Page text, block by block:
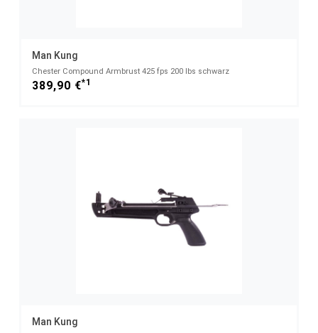
Man Kung
Chester Compound Armbrust 425 fps 200 lbs schwarz
389,90 €*1
Man Kung